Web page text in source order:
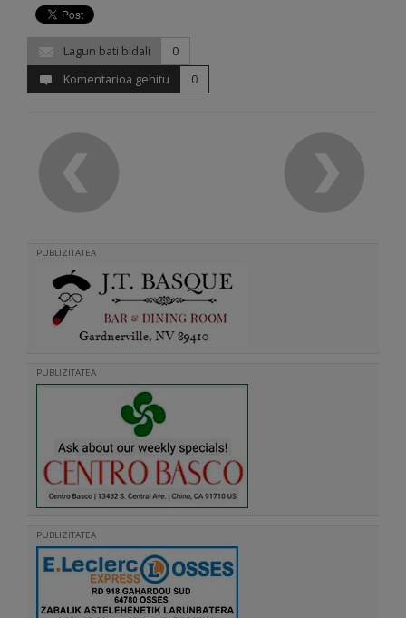
Lagun bati bidali
0
Komentarioa gehitu
0
PUBLIZITATEA
PUBLIZITATEA
PUBLIZITATEA